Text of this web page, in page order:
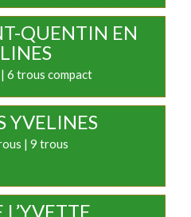
QUENTIN EN
6 trous compact
YVELINES
| 9 trous